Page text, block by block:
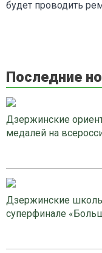
будет проводить
Последние
Дзержинские
медалей на
Дзержинские
суперфинале